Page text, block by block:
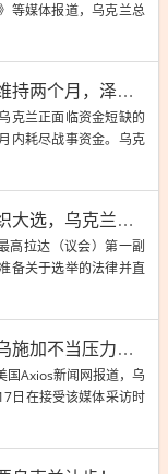
等媒体报道，乌克兰总
乌克兰被曝资金仅能维持两个月，泽连斯基连访中东三国签协议：都是“十亿”级别的
克兰正面临资金短缺的
内耗尽战事资金。乌克
...
乌官员：为准备及组织大选，乌克兰需至少60日全面停火
高拉达（议会）第一副
备关于选举的法律并直
泽连斯基称特朗普对乌施加不当压力：一直让乌克兰作出让步，这不公平
国Axios新闻网报道，乌
日在接受该媒体采访时